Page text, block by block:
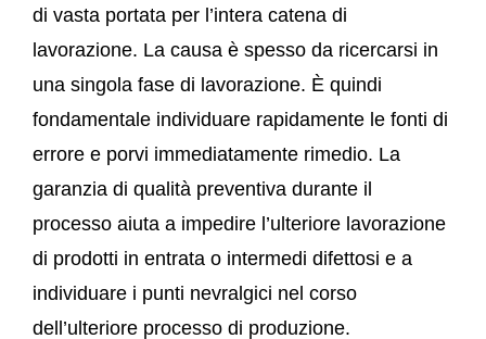
di vasta portata per l’intera catena di
lavorazione. La causa è spesso da ricercarsi in
una singola fase di lavorazione. È quindi
fondamentale individuare rapidamente le fonti di
errore e porvi immediatamente rimedio. La
garanzia di qualità preventiva durante il
processo aiuta a impedire l’ulteriore lavorazione
di prodotti in entrata o intermedi difettosi e a
individuare i punti nevralgici nel corso
dell’ulteriore processo di produzione.